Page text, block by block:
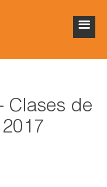
Clases de